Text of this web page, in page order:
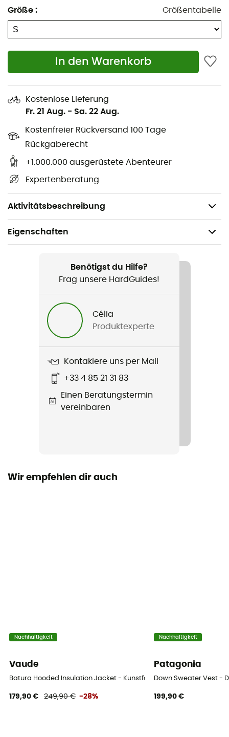
Größe : Größentabelle
In den Warenkorb
Kostenlose Lieferung
Fr. 21 Aug. - Sa. 22 Aug.
Kostenfreier Rückversand 100 Tage
Rückgaberecht
+1.000.000 ausgerüstete Abenteurer
Expertenberatung
Aktivitätsbeschreibung
Empfohlen für: Klettern, Urban, Wandern
Denier (Hauptmaterial): 30Dx20D
Füllung: 100 % Polyester
Füllgewicht (synthetisch): 330,00 g
2 Seitentaschen mit Reißverschluss
Elastische Bündchen
Teilweise elastischer Saum für besseren Sitz
Gewicht: 696 g
Eigenschaften
Wandern / Klettern / Trekking / Alltag
Sender IN Hooded Jacket
Wasserdichtigkeit
Passform
2 Taschen
Füllmaterial
Kunstfaser
Benötigst du Hilfe?
Frag unsere HardGuides!
Célia
Produktexperte
Kontakiere uns per Mail
+33 4 85 21 31 83
Einen Beratungstermin
vereinbaren
Wir empfehlen dir auch
Nachhaltigkeit
Vaude
Batura Hooded Insulation Jacket - Kunstfaserjacke - Herren
179,90 € 249,90 € -28%
Nachhaltigkeit
Patagonia
Down Sweater Vest -
199,90 €